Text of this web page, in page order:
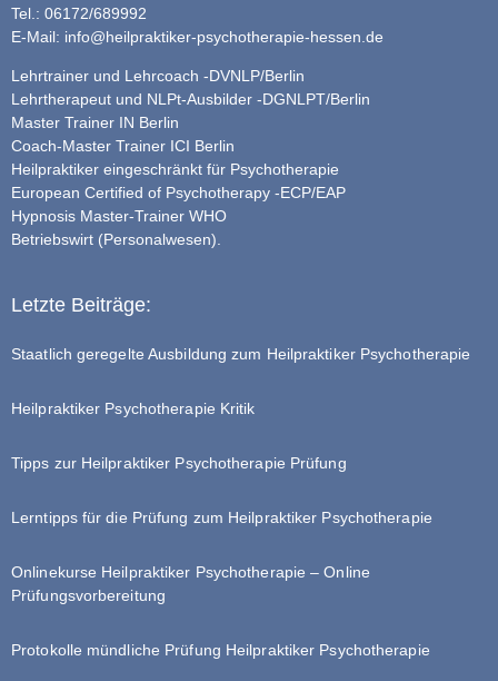
Tel.: 06172/689992
E-Mail: info@heilpraktiker-psychotherapie-hessen.de
Lehrtrainer und Lehrcoach -DVNLP/Berlin
Lehrtherapeut und NLPt-Ausbilder -DGNLPT/Berlin
Master Trainer IN Berlin
Coach-Master Trainer ICI Berlin
Heilpraktiker eingeschränkt für Psychotherapie
European Certified of Psychotherapy -ECP/EAP
Hypnosis Master-Trainer WHO
Betriebswirt (Personalwesen).
Letzte Beiträge:
Staatlich geregelte Ausbildung zum Heilpraktiker Psychotherapie
Heilpraktiker Psychotherapie Kritik
Tipps zur Heilpraktiker Psychotherapie Prüfung
Lerntipps für die Prüfung zum Heilpraktiker Psychotherapie
Onlinekurse Heilpraktiker Psychotherapie – Online
Prüfungsvorbereitung
Protokolle mündliche Prüfung Heilpraktiker Psychotherapie